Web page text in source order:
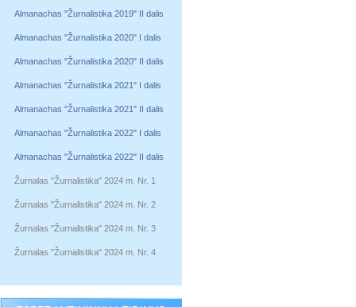
Almanachas "Žurnalistika 2019" II dalis
Almanachas "Žurnalistika 2020" I dalis
Almanachas "Žurnalistika 2020" II dalis
Almanachas "Žurnalistika 2021" I dalis
Almanachas "Žurnalistika 2021" II dalis
Almanachas "Žurnalistika 2022" I dalis
Almanachas "Žurnalistika 2022" II dalis
Žurnalas "Žurnalistika" 2024 m. Nr. 1
Žurnalas "Žurnalistika" 2024 m. Nr. 2
Žurnalas "Žurnalistika" 2024 m. Nr. 3
Žurnalas "Žurnalistika" 2024 m. Nr. 4